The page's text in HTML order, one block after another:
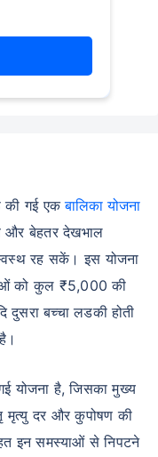
की गई एकबालिका योजना
और बेहतर देखभाल
रह सकें। इस योजना
को कुल ₹5,000 की
दुसरा बच्चा लडकी होती
योजना है, जिसका मुख्य
मृत्यु दर और कुपोषण की
इन समस्याओं से निपटने